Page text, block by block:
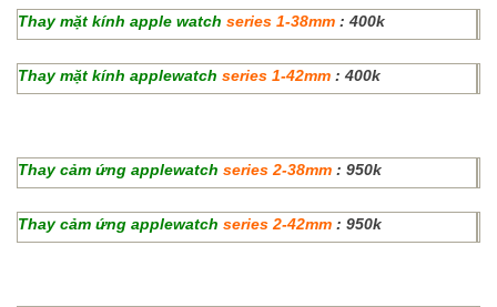
Thay mặt kính apple watch series 1-38mm : 400k
Thay mặt kính applewatch series 1-42mm : 400k
Thay cảm ứng applewatch series 2-38mm : 950k
Thay cảm ứng applewatch series 2-42mm : 950k